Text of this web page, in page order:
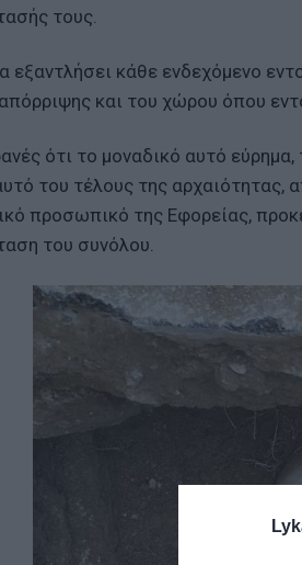
τους.
εξαντλήσει κάθε ενδεχόμενο
και του χώρου όπου
ότι το μοναδικό αυτό
του τέλους της
προσωπικό της Εφορείας,
του συνόλου.